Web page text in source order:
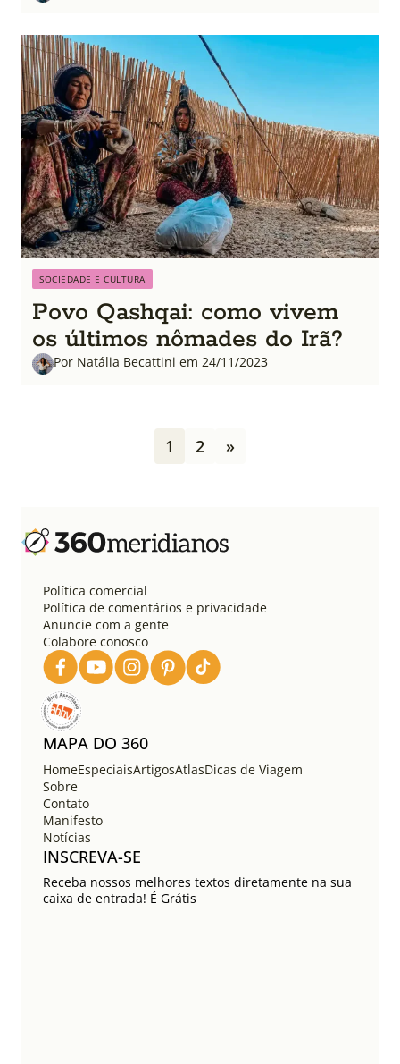
SOCIEDADE E CULTURA
Povo Qashqai: como vivem
os últimos nômades do Irã?
Por Natália Becattini em 24/11/2023
a
ç
1 2 »
Política comercial
Política de comentários e privacidade
Anuncie com a gente
Colabore conosco
MAPA DO 360
HomeEspeciaisArtigosAtlasDicas de Viagem
Sobre
Contato
Manifesto
Notícias
INSCREVA-SE
Receba nossos melhores textos diretamente na sua
caixa de entrada! É Grátis